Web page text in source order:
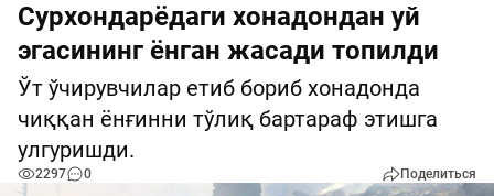
Сурхондарёдаги хонадондан уй
эгасининг ёнган жасади топилди
Ўт ўчирувчилар етиб бориб хонадонда
чиққан ёнғинни тўлиқ бартараф этишга
улгуришди.
2297 0 Поделиться